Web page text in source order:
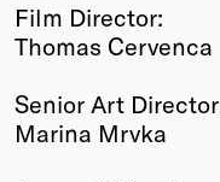
Film Director:
Thomas Cervenca
Senior Art
Marina Mrvka